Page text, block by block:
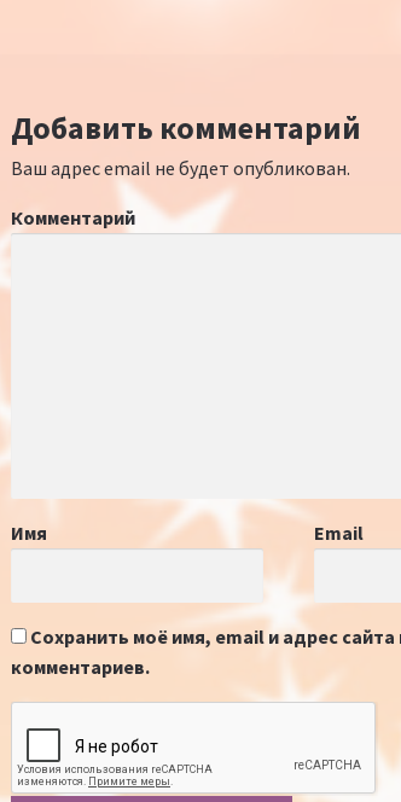
Добавить комментарий
Ваш адрес email не будет опубликован.
Комментарий
Имя Email
Сохранить моё имя, email и адрес
комментариев.